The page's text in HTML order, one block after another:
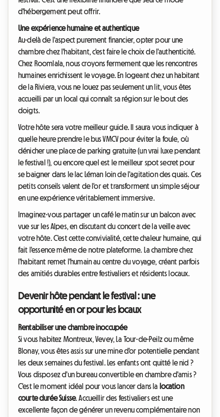
d'hébergement peut offrir.
Une expérience humaine et authentique
Au-delà de l'aspect purement financier, opter pour une
chambre chez l'habitant, c'est faire le choix de l'authenticité.
Chez Roomlala, nous croyons fermement que les rencontres
humaines enrichissent le voyage. En logeant chez un habitant
de la Riviera, vous ne louez pas seulement un lit, vous êtes
accueilli par un local qui connaît sa région sur le bout des
doigts.
Votre hôte sera votre meilleur guide. Il saura vous indiquer à
quelle heure prendre le bus VMCV pour éviter la foule, où
dénicher une place de parking gratuite (un vrai luxe pendant
le festival !), ou encore quel est le meilleur spot secret pour
se baigner dans le lac Léman loin de l'agitation des quais. Ces
petits conseils valent de l'or et transforment un simple séjour
en une expérience véritablement immersive.
Imaginez-vous partager un café le matin sur un balcon avec
vue sur les Alpes, en discutant du concert de la veille avec
votre hôte. C'est cette convivialité, cette chaleur humaine, qui
fait l'essence même de notre plateforme. La chambre chez
l'habitant remet l'humain au centre du voyage, créant parfois
des amitiés durables entre festivaliers et résidents locaux.
Devenir hôte pendant le festival : une
opportunité en or pour les locaux
Rentabiliser une chambre inoccupée
Si vous habitez Montreux, Vevey, La Tour-de-Peilz ou même
Blonay, vous êtes assis sur une mine d'or potentielle pendant
les deux semaines du festival. Les enfants ont quitté le nid ?
Vous disposez d'un bureau convertible en chambre d'amis ?
C'est le moment idéal pour vous lancer dans la location
courte durée Suisse. Accueillir des festivaliers est une
excellente façon de générer un revenu complémentaire non